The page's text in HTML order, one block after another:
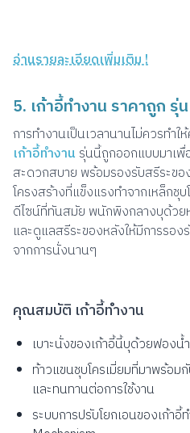
อ่านรายละเอียดเพิ่มเติม !
5. เก้าอี้ทำงาน ราคาถูก รุ่
การทำงานเป็นเวลานานไม่ควรทำ
เก้าอี้ทำงาน รุ่นนี้ถูกออกแบบมาเพื่
สะดวกสบาย พร้อมรองรับสรีระ
โครงสร้างที่แข็งแรงทำจากเหล็กชุ
ดีไซน์ที่ทันสมัย พนักพิงกลางบุด้ว
และดูแลสรีระของหลังให้มีการรอ
จากการนั่งนานๆ
คุณสมบัติ เก้าอี้ทำงาน
เบาะนั่งของเก้าอี้นี้บุด้วยฟอง
ท้าวแขนชุบโครเมี่ยมที่มาพร้อ
และทนทานต่อการใช้งาน
ระบบการปรับโยกเอนของเก้า